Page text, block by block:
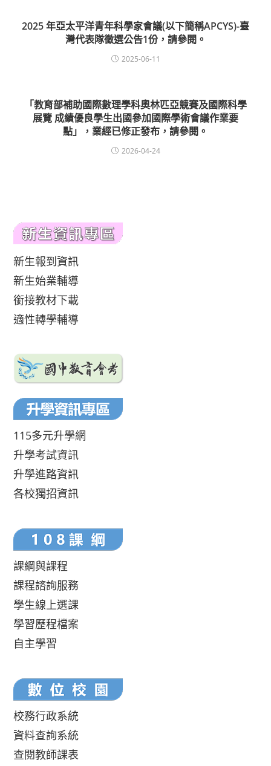
2025 年亞太平洋青年科學家會議(以下簡稱APCYS)-臺
灣代表隊徵選公告1份，請參閱。
2025-06-11
「教育部補助國際數理學科奧林匹亞競賽及國際科學
展覽 成績優良學生出國參加國際學術會議作業要
點」，業經已修正發布，請參閱。
2026-04-24
新生報到資訊
新生始業輔導
銜接教材下載
適性轉學輔導
115多元升學網
升學考試資訊
升學進路資訊
各校獨招資訊
課綱與課程
課程諮詢服務
學生線上選課
學習歷程檔案
自主學習
校務行政系統
資料查詢系統
查閱教師課表